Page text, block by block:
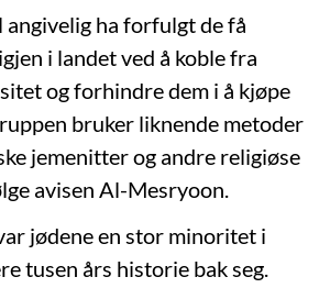
angivelig ha forfulgt de få
i landet ved å koble fra
og forhindre dem i å kjøpe
bruker liknende metoder
jemenitter og andre religiøse
avisen Al-Mesryoon.
jødene en stor minoritet i
tusen års historie bak seg.